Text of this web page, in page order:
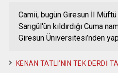
Camii, bugün Giresun İl Müftü
Sarıgül'ün kıldırdığı Cuma
Giresun Üniversitesi’nden
KENAN TATLI’NIN TEK DERDİ